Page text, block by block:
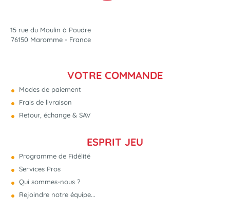
15 rue du Moulin à Poudre
76150 Maromme - France
VOTRE COMMANDE
Modes de paiement
Frais de livraison
Retour, échange & SAV
ESPRIT JEU
Programme de Fidélité
Services Pros
Qui sommes-nous ?
Rejoindre notre équipe...